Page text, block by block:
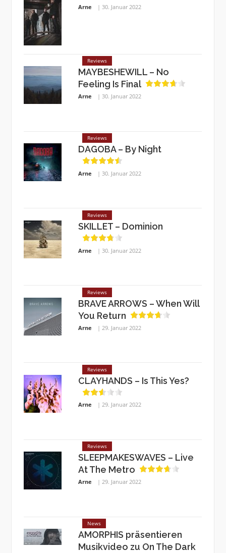
Arne 30. Januar 2022
Reviews
MAYBESHEWILL – No
Feeling Is Final
Arne 30. Januar 2022
Reviews
DAGOBA – By Night
Arne 30. Januar 2022
Reviews
SKILLET – Dominion
Arne 30. Januar 2022
Reviews
BRAVE ARROWS – When Will
You Return
Arne 29. Januar 2022
Reviews
CLAYHANDS – Is This Yes?
Arne 29. Januar 2022
Reviews
SLEEPMAKESWAVES – Live
At The Metro
Arne 29. Januar 2022
News
AMORPHIS präsentieren
Musikvideo zu On The Dark